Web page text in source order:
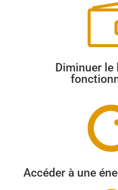
Diminuer le
Accéder à une